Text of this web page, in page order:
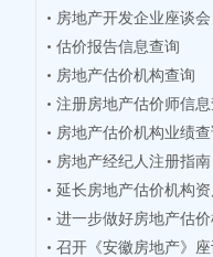
房地产开发企业座谈会
估价报告信息查询
房地产估价机构查询
注册房地产估价师信息
房地产估价机构业绩查
房地产经纪人注册指南
延长房地产估价机构
进一步做好房地产估
召开《安徽房地产》